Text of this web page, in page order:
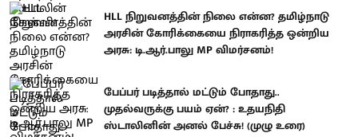
HLL நிறுவனத்தின் நிலை என்ன? தமிழ்நாடு
அரசின் கோரிக்கையை நிராகரித்த ஒன்றிய
அரசு: டி.ஆர்.பாலு MP விமர்சனம்!
பேப்பர் படித்தால் மட்டும் போதாது..
முதல்வருக்கு பயம் ஏன்? : உதயநிதி
ஸ்டாலினின் அனல் பேச்சு! (முழு உரை)